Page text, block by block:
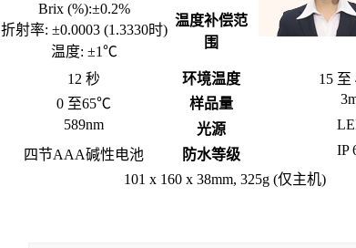
Brix (%):±0.2%
折射率: ±0.0003 (1.3330时)
温度: ±1℃
温度补偿范
围
Brix (%):
12 秒 环境温度 15 至
0 至65℃ 样品量
589nm 光源
四节AAA碱性电池 防水等级
IP
101 x 160 x 38mm, 325g (仅主机)